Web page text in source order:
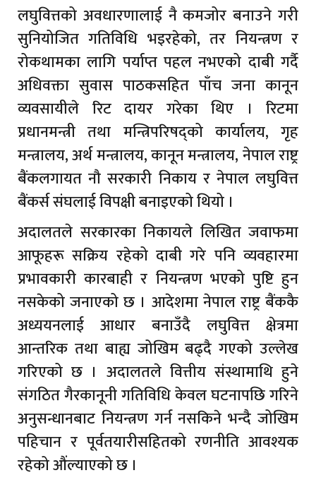
लघुवित्तको अवधारणालाई नै कमजोर बनाउने गरी
सुनियोजित गतिविधि भइरहेको, तर नियन्त्रण र
रोकथामका लागि पर्याप्त पहल नभएको दाबी गर्दै
अधिवक्ता सुवास पाठकसहित पाँच जना कानून
व्यवसायीले रिट दायर गरेका थिए । रिटमा
प्रधानमन्त्री तथा मन्त्रिपरिषद्को कार्यालय, गृह
मन्त्रालय, अर्थ मन्त्रालय, कानून मन्त्रालय, नेपाल राष्ट्र
बैंकलगायत नौ सरकारी निकाय र नेपाल लघुवित्त
बैंकर्स संघलाई विपक्षी बनाइएको थियो ।
अदालतले सरकारका निकायले लिखित जवाफमा
आफूहरू सक्रिय रहेको दाबी गरे पनि व्यवहारमा
प्रभावकारी कारबाही र नियन्त्रण भएको पुष्टि हुन
नसकेको जनाएको छ । आदेशमा नेपाल राष्ट्र बैंककै
अध्ययनलाई आधार बनाउँदै लघुवित्त क्षेत्रमा
आन्तरिक तथा बाह्य जोखिम बढ्दै गएको उल्लेख
गरिएको छ । अदालतले वित्तीय संस्थामाथि हुने
संगठित गैरकानूनी गतिविधि केवल घटनापछि गरिने
अनुसन्धानबाट नियन्त्रण गर्न नसकिने भन्दै जोखिम
पहिचान र पूर्वतयारीसहितको रणनीति आवश्यक
रहेको औंल्याएको छ ।